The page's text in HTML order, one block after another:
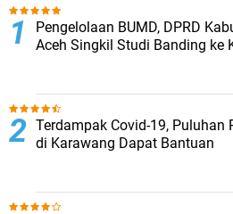
Pengelolaan BUMD, DPRD
Aceh Singkil Studi Banding ke
Terdampak Covid-19, Puluhan
di Karawang Dapat Bantuan